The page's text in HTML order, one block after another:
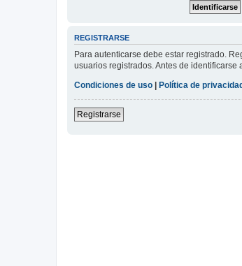
REGISTRARSE
Para autenticarse debe estar registrado.
usuarios registrados. Antes de
Condiciones de uso | Política de
Registrarse